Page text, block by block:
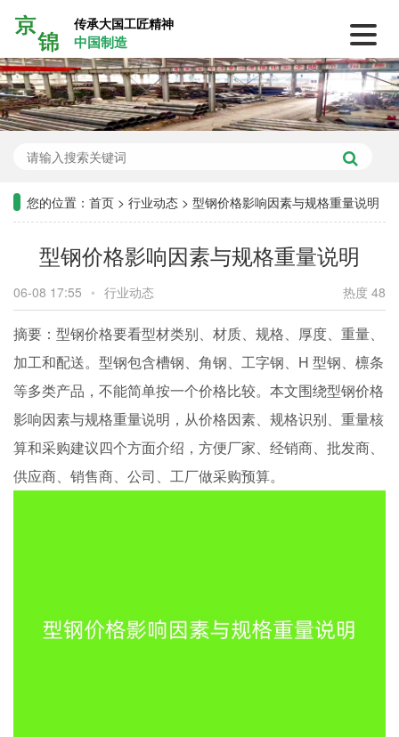
传承大国工匠精神
中国制造
您的位置： 首页 > 行业动态 > 型钢价格影响因素与规格重量说明
型钢价格影响因素与规格重量说明
06-08 17:55 • 行业动态 热度 48
摘要：型钢价格要看型材类别、材质、规格、厚度、重量、
加工和配送。型钢包含槽钢、角钢、工字钢、H 型钢、檩条
等多类产品，不能简单按一个价格比较。本文围绕型钢价格
影响因素与规格重量说明，从价格因素、规格识别、重量核
算和采购建议四个方面介绍，方便厂家、经销商、批发商、
供应商、销售商、公司、工厂做采购预算。